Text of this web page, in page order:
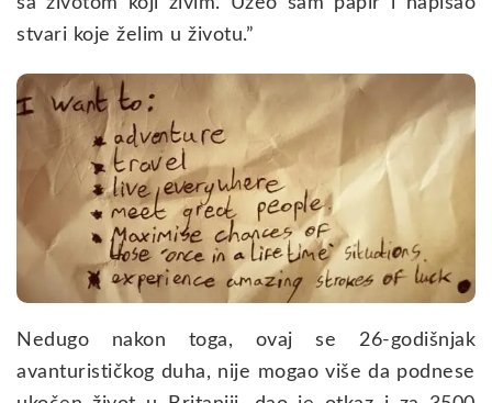
stvari koje želim u životu.”
Nedugo nakon toga, ovaj se 26-godišnjak
avanturističkog duha, nije mogao više da podnese